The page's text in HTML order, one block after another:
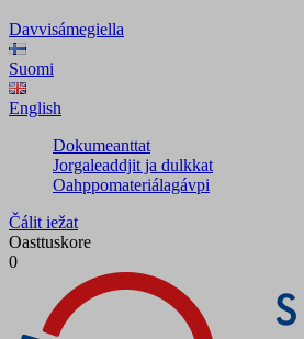
Davvisámegiella
Suomi
English
Dokumeanttat
Jorgaleaddjit ja dulkkat
Oahppomateriálagávpi
Čálit iežat
Oasttuskore
0